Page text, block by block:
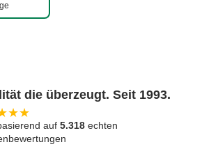
die überzeugt. Seit 1993.
★★
auf 5.318 echten